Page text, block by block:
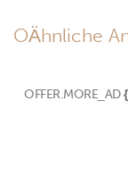
OÄhnliche
OFFER.MORE_AD